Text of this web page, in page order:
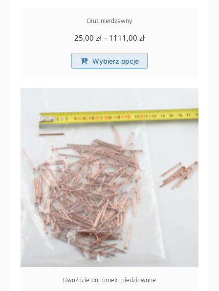
Drut nierdzewny
25,00 zł – 1111,00 złZakres
25,00 zł
Wybierz opcje
Ten
można
wybrać
Gwoździe do ramek miedziowane